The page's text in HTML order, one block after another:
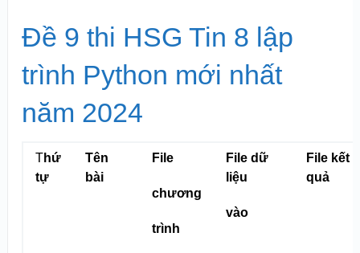
Đề 9 thi HSG Tin 8 lập
trình Python mới nhất
năm 2024
Thứ
tự
Tên
bài
File
chương
trình
File dữ
liệu
vào
File kết
quả